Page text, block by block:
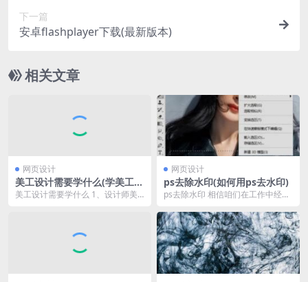
下一篇
安卓flashplayer下载(最新版本)
相关文章
网页设计
美工设计需要学什么(学美工有
什么出路吗)
美工设计需要学什么 1、设计师美
网页设计
ps去除水印(如何用ps去水印)
ps去除水印 相信咱们在工作中经常
分童鞋能够轻...